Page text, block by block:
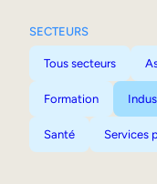
SECTEURS
Tous secteurs
Formation
Santé Services